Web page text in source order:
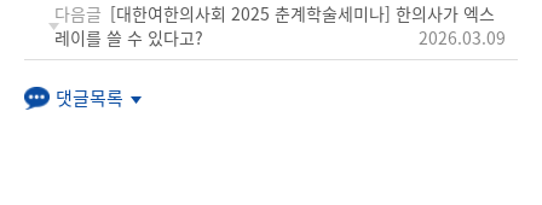
다음글 [대한여한의사회 2025 춘계학술세미나] 한의사가 엑스
레이를 쓸 수 있다고?
2026.03.09
댓글목록